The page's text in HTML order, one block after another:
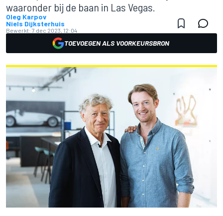
waaronder bij de baan in Las Vegas.
Oleg Karpov
Niels Dijksterhuis
Bewerkt: 7 dec 2023, 12:04
TOEVOEGEN ALS VOORKEURSBRON